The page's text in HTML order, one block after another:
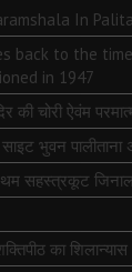
In
back to the
in 1947
की चोरी ऐवंम
भुवन
सहस्त्रकूट
का शिलान्यास